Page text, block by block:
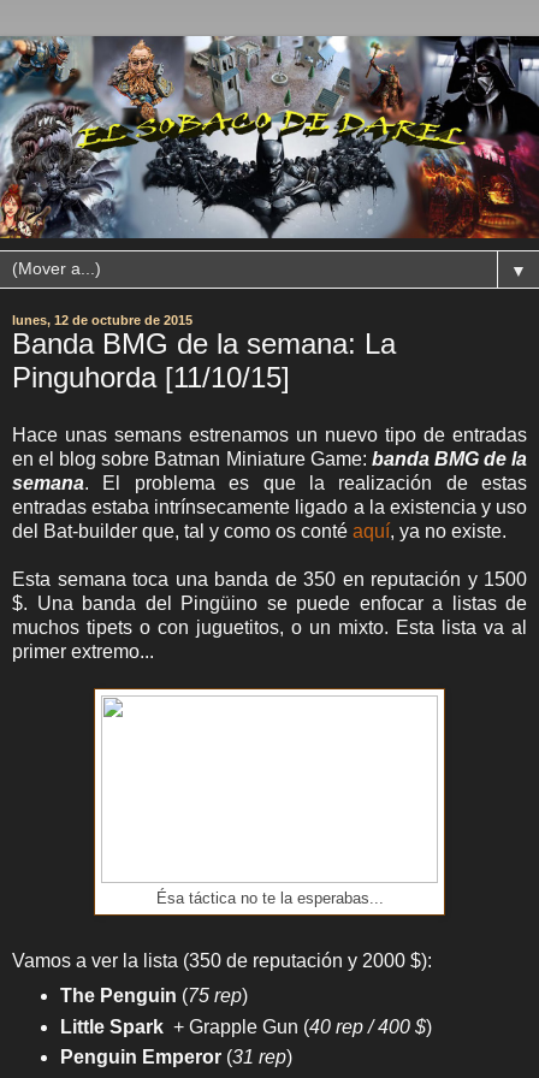
▼
lunes, 12 de octubre de 2015
Banda BMG de la semana: La
Pinguhorda [11/10/15]
Hace unas semans estrenamos un nuevo tipo de entradas
en el blog sobre Batman Miniature Game: banda BMG de la
semana. El problema es que la realización de estas
entradas estaba intrínsecamente ligado a la existencia y uso
del Bat-builder que, tal y como os conté aquí, ya no existe.
Esta semana toca una banda de 350 en reputación y 1500
$. Una banda del Pingüino se puede enfocar a listas de
muchos tipets o con juguetitos, o un mixto. Esta lista va al
primer extremo...
Ésa táctica no te la esperabas...
Vamos a ver la lista (350 de reputación y 2000 $):
The Penguin (75 rep)
Little Spark + Grapple Gun (40 rep/ 400 $)
Penguin Emperor(31 rep)